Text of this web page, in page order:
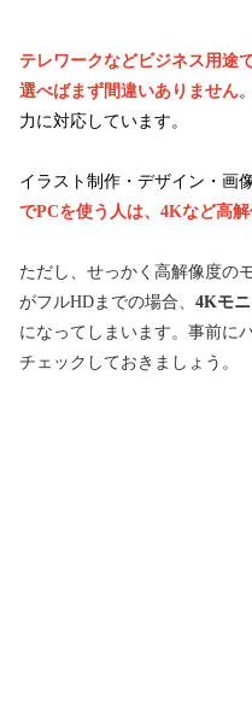
テレワークなどビジネス用途
選べばまず間違いありません
力に対応しています。
イラスト制作・デザイン・画
でPCを使う人は、4Kなど高
ただし、せっかく高解像度の
がフルHDまでの場合、 4Kモ
になってしまいます。事前に
チェックしておきましょう。